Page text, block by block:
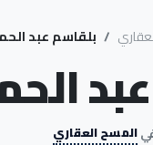
بلقاسم عبد
المسح العقاري